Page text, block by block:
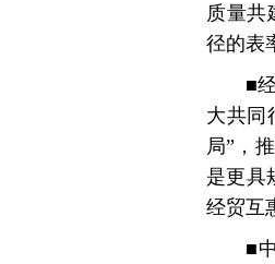
质量共
径的表
■
大共同
局”，
是更具
经贸互
■